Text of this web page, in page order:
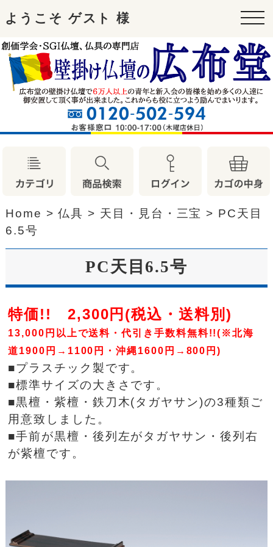
ようこそ ゲスト 様
Home >仏具 > 天目・見台・三宝 > PC天目
6.5号
PC天目6.5号
特価!! 2,300円(税込・送料別)
13,000円以上で送料・代引き手数料無料!!(※北海
道1900円→1100円・沖縄1600円→800円)
■プラスチック製です。
■標準サイズの大きさです。
■黒檀・紫檀・鉄刀木(タガヤサン)の3種類ご
用意致しました。
■手前が黒檀・後列左がタガヤサン・後列右
が紫檀です。